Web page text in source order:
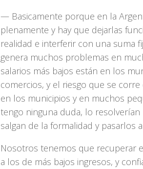
— Basicamente porque en la
plenamente y hay que dejarlas
realidad e interferir con una suma
genera muchos problemas en
salarios más bajos están en los
comercios, y el riesgo que se
en los municipios y en muchos
tengo ninguna duda, lo
salgan de la formalidad y pasarlos
Nosotros tenemos que recuperar
a los de más bajos ingresos, y